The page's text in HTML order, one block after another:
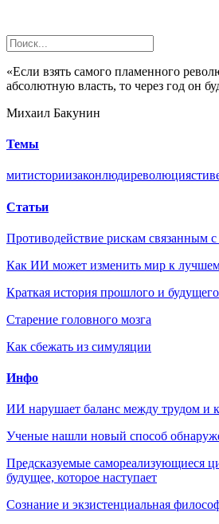
«Если взять самого пламенного
абсолютную власть, то через год он
Михаил Бакунин
Темы
митисториизаконлюдиреволюция
Статьи
Противодействие рискам связанным
Как ИИ может изменить мир к
Краткая история прошлого и
Старение головного мозга
Как сбежать из симуляции
Инфо
ИИ нарушает баланс между трудом и
Ученые нашли новый способ
Предсказуемые самореализующиеся
будущее, которое наступает
Сознание и экзистенциальная